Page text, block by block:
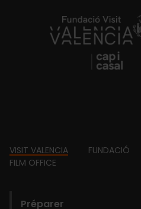
https://
Footer
VISIT VALENCIA FUNDACIÓ
FILM OFFICE
Préparer